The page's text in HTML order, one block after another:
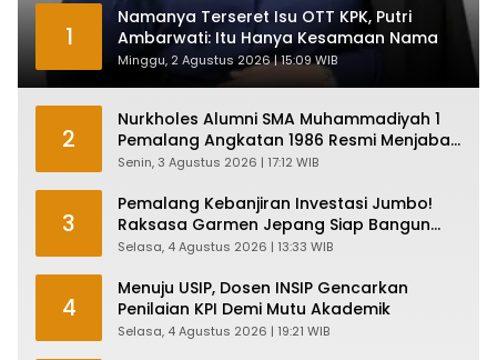
1
Namanya Terseret Isu OTT KPK, Putri
Ambarwati: Itu Hanya Kesamaan Nama
Minggu, 2 Agustus 2026 | 15:09 WIB
2
Nurkholes Alumni SMA Muhammadiyah 1
Pemalang Angkatan 1986 Resmi Menjabat
Plt Bupati, Inilah Pesan Ketua Asmam 86
Senin, 3 Agustus 2026 | 17:12 WIB
3
Pemalang Kebanjiran Investasi Jumbo!
Raksasa Garmen Jepang Siap Bangun
Pabrik dan Serap Ribuan Tenaga Kerja
Selasa, 4 Agustus 2026 | 13:33 WIB
4
Menuju USIP, Dosen INSIP Gencarkan
Penilaian KPI Demi Mutu Akademik
Selasa, 4 Agustus 2026 | 19:21 WIB